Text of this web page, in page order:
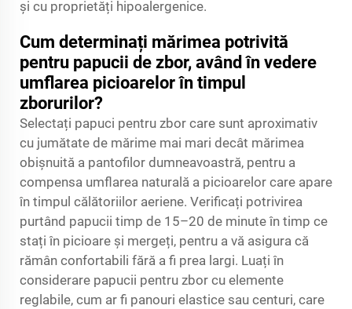
și cu proprietăți hipoalergenice.
Cum determinați mărimea potrivită
pentru papucii de zbor, având în vedere
umflarea picioarelor în timpul
zborurilor?
Selectați papuci pentru zbor care sunt aproximativ
cu jumătate de mărime mai mari decât mărimea
obișnuită a pantofilor dumneavoastră, pentru a
compensa umflarea naturală a picioarelor care apare
în timpul călătoriilor aeriene. Verificați potrivirea
purtând papucii timp de 15–20 de minute în timp ce
stați în picioare și mergeți, pentru a vă asigura că
rămân confortabili fără a fi prea largi. Luați în
considerare papucii pentru zbor cu elemente
reglabile, cum ar fi panouri elastice sau centuri, care